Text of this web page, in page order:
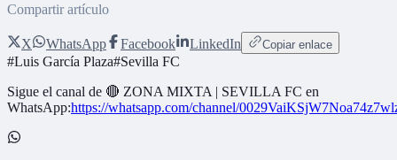
Compartir artículo
X WhatsApp Facebook LinkedIn Copiar enlace
#Luis García Plaza#Sevilla FC
Sigue el canal de 🔴 ZONA MIXTA | SEVILLA FC en
WhatsApp:https://whatsapp.com/channel/